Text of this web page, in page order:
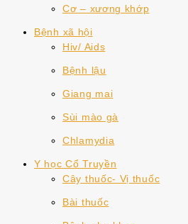
Cơ – xương khớp
Bệnh xã hội
Hiv/ Aids
Bệnh lậu
Giang mai
Sùi mào gà
Chlamydia
Y học Cổ Truyền
Cây thuốc- Vị thuốc
Bài thuốc